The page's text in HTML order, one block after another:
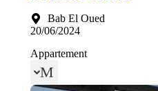
Bab El Oued
20/06/2024
Appartement